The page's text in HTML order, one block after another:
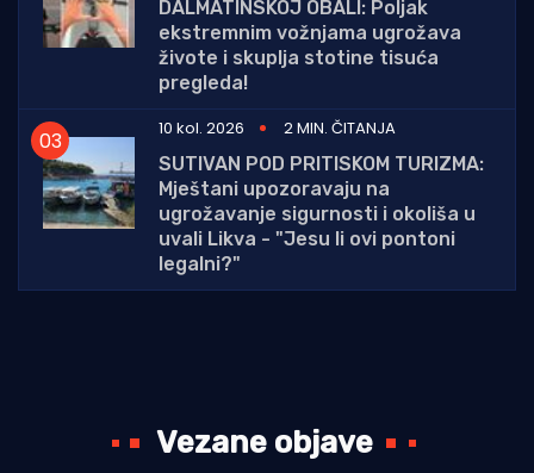
DALMATINSKOJ OBALI: Poljak
ekstremnim vožnjama ugrožava
živote i skuplja stotine tisuća
pregleda!
10 kol. 2026
2 MIN. ČITANJA
SUTIVAN POD PRITISKOM TURIZMA:
Mještani upozoravaju na
ugrožavanje sigurnosti i okoliša u
uvali Likva - "Jesu li ovi pontoni
legalni?"
Vezane objave